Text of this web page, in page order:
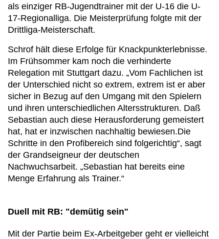
als einziger RB-Jugendtrainer mit der U-16 die U-
17-Regionalliga. Die Meisterprüfung folgte mit der
Drittliga-Meisterschaft.
Schrof hält diese Erfolge für Knackpunkterlebnisse.
Im Frühsommer kam noch die verhinderte
Relegation mit Stuttgart dazu. „Vom Fachlichen ist
der Unterschied nicht so extrem, extrem ist er aber
sicher in Bezug auf den Umgang mit den Spielern
und ihren unterschiedlichen Altersstrukturen. Daß
Sebastian auch diese Herausforderung gemeistert
hat, hat er inzwischen nachhaltig bewiesen.Die
Schritte in den Profibereich sind folgerichtig“, sagt
der Grandseigneur der deutschen
Nachwuchsarbeit. „Sebastian hat bereits eine
Menge Erfahrung als Trainer.“
Duell mit RB: "demütig sein"
Mit der Partie beim Ex-Arbeitgeber geht er vielleicht